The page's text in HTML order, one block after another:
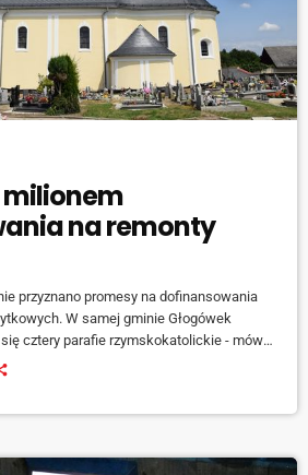
milionem
na remonty
przyznano promesy na dofinansowania
W samej gminie Głogówek
cztery parafie rzymskokatolickie - mówi
[jwplayer mediaid="142421"] Łącznie